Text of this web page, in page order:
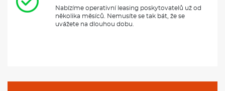
Nabízíme operativní leasing poskytovatelů už od
několika měsíců. Nemusíte se tak bát, že se
uvážete na dlouhou dobu.